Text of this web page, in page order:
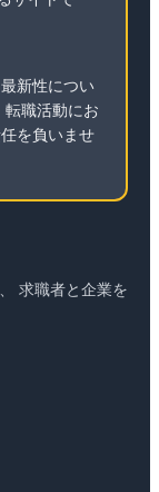
新性につい
転職活動にお
を負いませ
求職者と企業を